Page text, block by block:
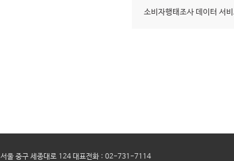
소비자행태조사 데이터 서
서울 중구 세종대로 124 대표전화 : 02-731-7114